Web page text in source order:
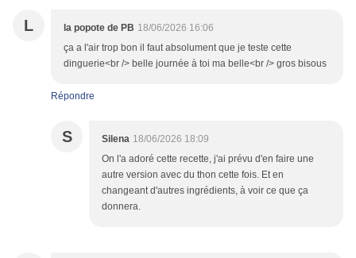
L la popote de PB 18/06/2026 16:06
ça a l'air trop bon il faut absolument que je teste cette
dinguerie<br /> belle journée à toi ma belle<br /> gros bisous
Répondre
S Silena 18/06/2026 18:09
On l'a adoré cette recette, j'ai prévu d'en faire une
autre version avec du thon cette fois. Et en
changeant d'autres ingrédients, à voir ce que ça
donnera.